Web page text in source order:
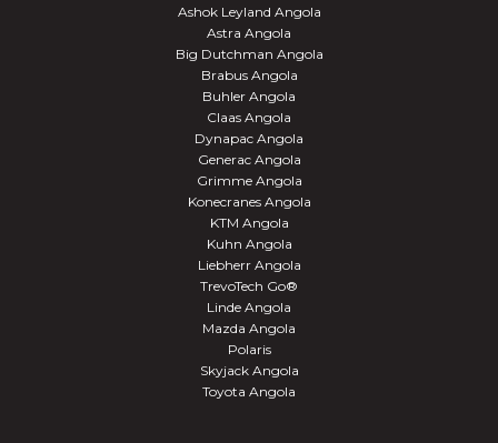
Ashok Leyland Angola
Astra Angola
Big Dutchman Angola
Brabus Angola
Buhler Angola
Claas Angola
Dynapac Angola
Generac Angola
Grimme Angola
Konecranes Angola
KTM Angola
Kuhn Angola
Liebherr Angola
TrevoTech Go®
Linde Angola
Mazda Angola
Polaris
Skyjack Angola
Toyota Angola